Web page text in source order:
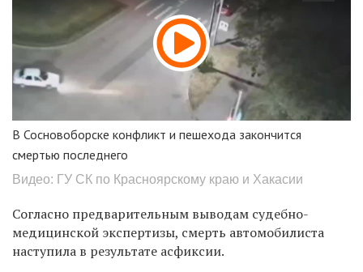
В Сосновоборске конфликт и пешехода закончится
смертью последнего
Видео: ГУ СК по Красноярскому краю и Хакасии
Согласно предварительным выводам судебно-
медицинской экспертизы, смерть автомобилиста
наступила в результате асфиксии.